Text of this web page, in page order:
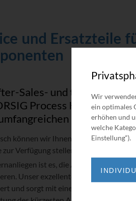
und Ersatzteile
Sales- und technische
Process Heat
können wir Ihnen einen Komplett-
Verfügung stellen.
ist es, die Ausfallzeit Ihrer
Unser exzellentes Serviceteam ist
und sorgt mit einem detaillierten
Wir
ein optimales
erhöhen und
welche
Einstellung“).